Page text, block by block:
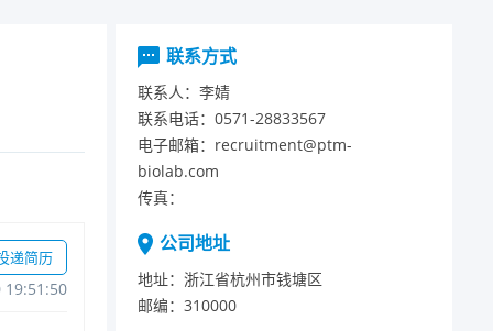
递简历
联系方式
联系人： 李婧
联系电话： 0571-28833567
电子邮箱： recruitment@ptm-
biolab.com
传真：
公司地址
地址： 浙江省杭州市钱塘区
邮编： 310000